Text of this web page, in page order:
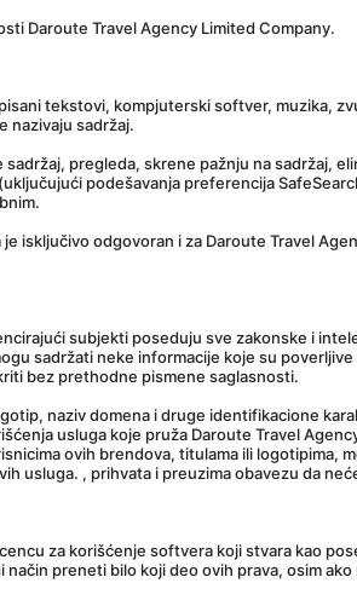
Daroute Travel Agency Limited Company.
tekstovi, kompjuterski softver, muzika,
nazivaju sadržaj.
pregleda, skrene pažnju na sadržaj,
podešavanja preferencija
isključivo odgovoran i za Daroute Travel
subjekti poseduju sve zakonske i
sadržati neke informacije koje su
bez prethodne pismene saglasnosti.
naziv domena i druge identifikacione
usluga koje pruža Daroute Travel
ovih brendova, titulama ili logotipima,
usluga. , prihvata i preuzima obavezu da
za korišćenje softvera koji stvara kao
preneti bilo koji deo ovih prava, osim